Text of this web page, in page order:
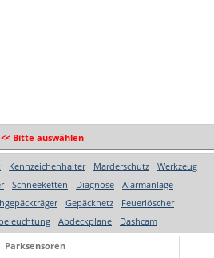
<< Bitte auswählen
Kennzeichenhalter Marderschutz
Werkzeug
Schneeketten Diagnose
Alarmanlage
Gepäcknetz
Feuerlöscher
Abdeckplane Dashcam
Parksensoren